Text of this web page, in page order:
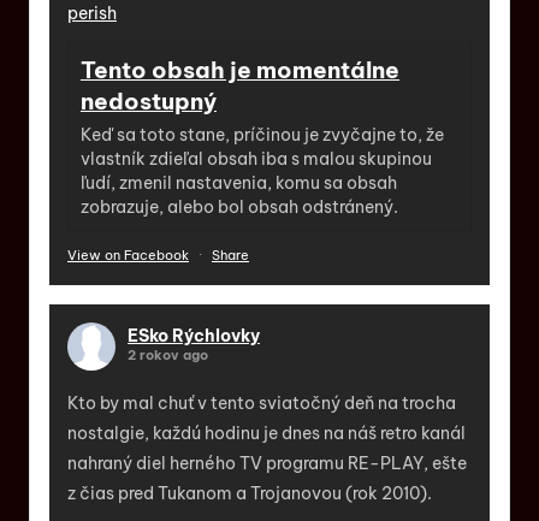
perish
Tento obsah je momentálne
nedostupný
Keď sa toto stane, príčinou je zvyčajne to, že
vlastník zdieľal obsah iba s malou skupinou
ľudí, zmenil nastavenia, komu sa obsah
zobrazuje, alebo bol obsah odstránený.
View on Facebook · Share
ESko Rýchlovky
2 rokov ago
Kto by mal chuť v tento sviatočný deň na trocha
nostalgie, každú hodinu je dnes na náš retro kanál
nahraný diel herného TV programu RE-PLAY, ešte
z čias pred Tukanom a Trojanovou (rok 2010).